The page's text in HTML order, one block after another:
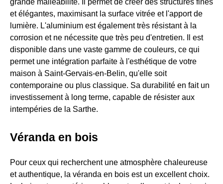
et élégantes, maximisant la surface vitrée et l'apport de
lumière. L'aluminium est également très résistant à la
corrosion et ne nécessite que très peu d'entretien. Il est
disponible dans une vaste gamme de couleurs, ce qui
permet une intégration parfaite à l'esthétique de votre
maison à Saint-Gervais-en-Belin, qu'elle soit
contemporaine ou plus classique. Sa durabilité en fait un
investissement à long terme, capable de résister aux
intempéries de la Sarthe.
Véranda en bois
Pour ceux qui recherchent une atmosphère chaleureuse
et authentique, la véranda en bois est un excellent choix.